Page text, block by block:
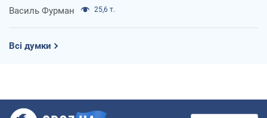
Василь Фурман 25,6 т.
Всі думки